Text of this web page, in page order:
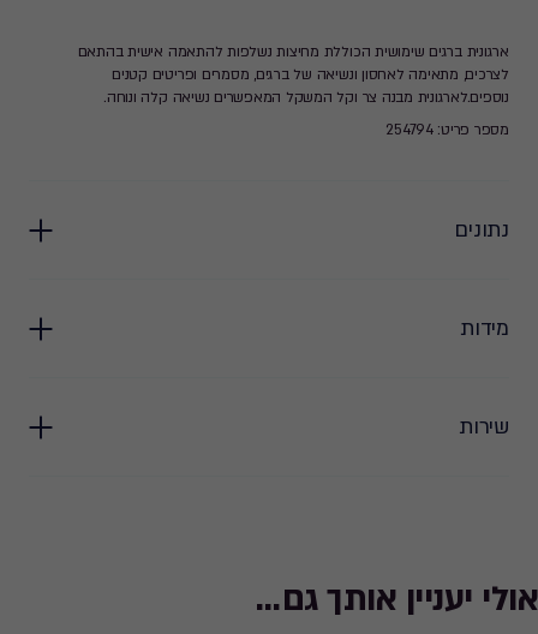
ארגונית ברגים שימושית הכוללת מחיצות נשלפות להתאמה אישית בהתאם
לצרכים, מתאימה לאחסון ונשיאה של ברגים, מסמרים ופריטים קטנים
נוספים.לארגונית מבנה צר וקל המשקל המאפשרים נשיאה קלה ונוחה.
מספר פריט: 254794
נתונים
מידות
שירות
אולי יעניין אותך גם...